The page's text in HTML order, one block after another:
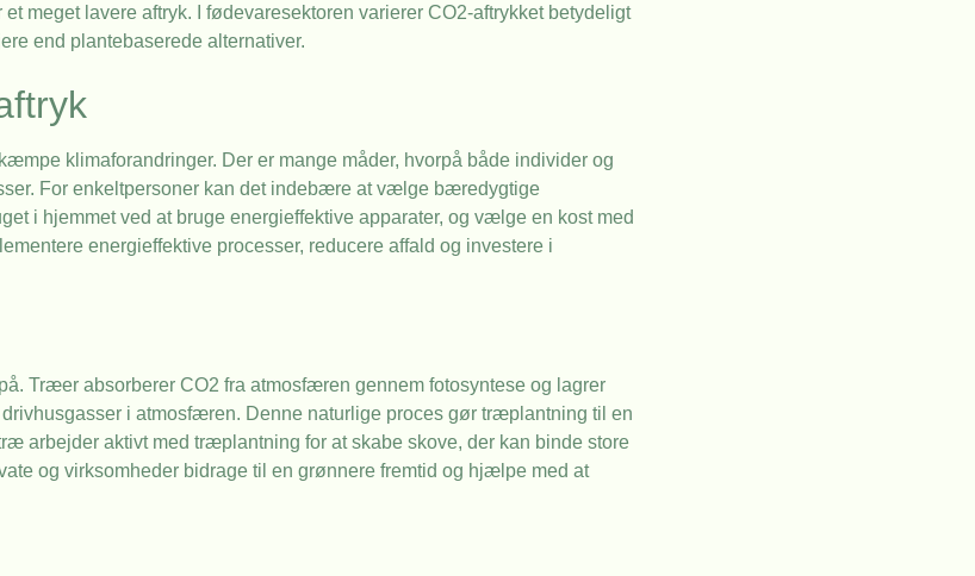
meget lavere aftryk. I fødevaresektoren varierer CO2-aftrykket betydeligt
end plantebaserede alternativer.
klimaforandringer. Der er mange måder, hvorpå både individer og
For enkeltpersoner kan det indebære at vælge bæredygtige
i hjemmet ved at bruge energieffektive apparater, og vælge en kost med
energieffektive processer, reducere affald og investere i
Træer absorberer CO2 fra atmosfæren gennem fotosyntese og lagrer
i atmosfæren. Denne naturlige proces gør træplantning til en
arbejder aktivt med træplantning for at skabe skove, der kan binde store
og virksomheder bidrage til en grønnere fremtid og hjælpe med at